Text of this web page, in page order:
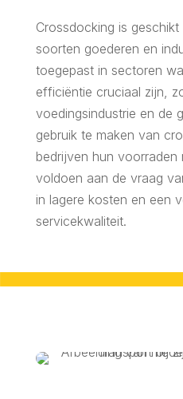
Crossdocking is
soorten goederen en
toegepast in sectoren
efficiëntie cruciaal zijn,
voedingsindustrie en de
gebruik te maken van
bedrijven hun voorraden
voldoen aan de vraag
in lagere kosten en een
servicekwaliteit.